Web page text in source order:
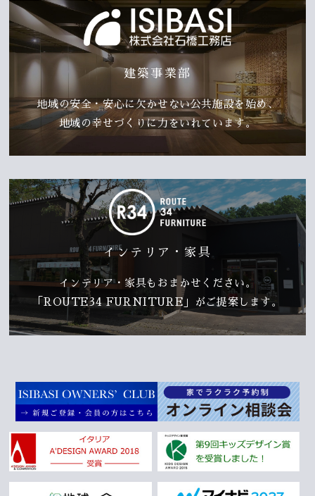
建築事業部
地域の安全・安心に欠かせない公共施設を始め、
地域の幸せづくりに力をいれています。
インテリア・家具
インテリア・家具もおまかせください。
「ROUTE34 FURNITURE」がご提案します。